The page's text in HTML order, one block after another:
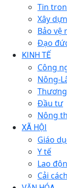
Tin
Xây
Bảo vệ
Đạo
KINH TẾ
Công
Nông-
Đầu tư
Nông
XÃ HỘI
Giáo
Y tế
Lao
Cải